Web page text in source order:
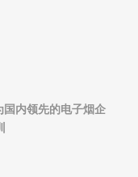
国内领先的电子烟企